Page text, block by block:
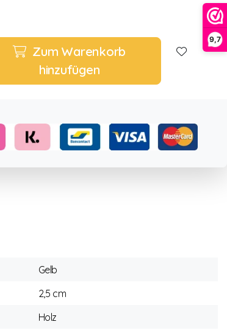
9,7
Zum Warenkorb
hinzufügen
Gelb
2,5 cm
Holz